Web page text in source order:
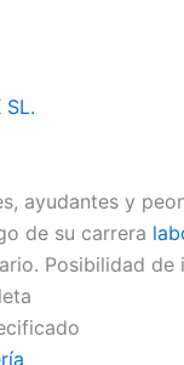
SL.
ayudantes y
de su carrera
Posibilidad